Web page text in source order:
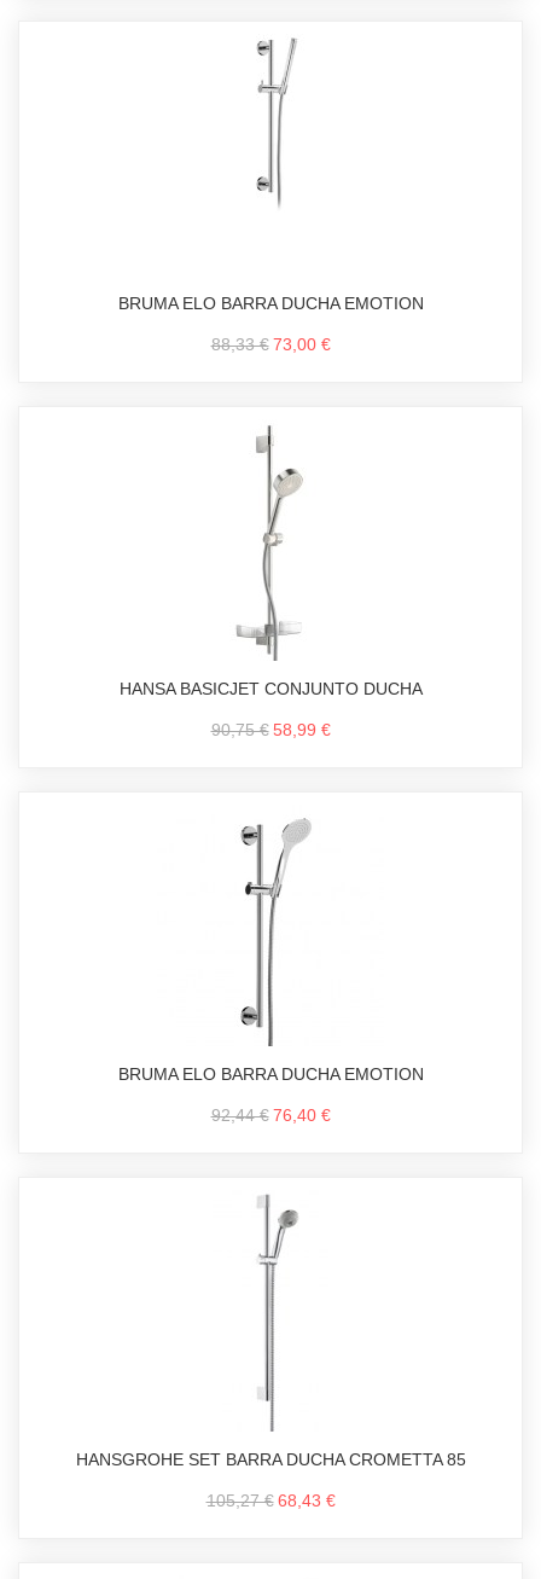
BRUMA ELO BARRA DUCHA EMOTION
88,33 € 73,00 €
HANSA BASICJET CONJUNTO DUCHA
90,75 € 58,99 €
BRUMA ELO BARRA DUCHA EMOTION
92,44 € 76,40 €
HANSGROHE SET BARRA DUCHA CROMETTA 85
105,27 € 68,43 €